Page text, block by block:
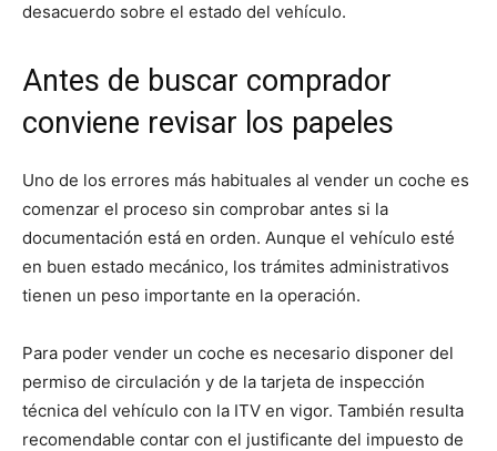
desacuerdo sobre el estado del vehículo.
Antes de buscar comprador
conviene revisar los papeles
Uno de los errores más habituales al vender un coche es
comenzar el proceso sin comprobar antes si la
documentación está en orden. Aunque el vehículo esté
en buen estado mecánico, los trámites administrativos
tienen un peso importante en la operación.
Para poder vender un coche es necesario disponer del
permiso de circulación y de la tarjeta de inspección
técnica del vehículo con la ITV en vigor. También resulta
recomendable contar con el justificante del impuesto de